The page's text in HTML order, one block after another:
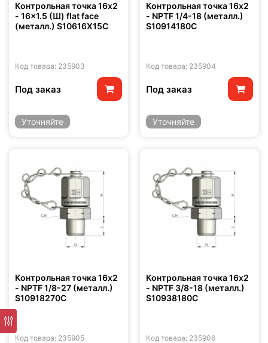
Контрольная точка 16x2
- 16x1.5 (Ш) flat face
(металл.) S10616X15C
Код товара: 235903
Под заказ
Уточняйте
Контрольная точка 16x2
- NPTF 1/4-18 (металл.)
S10914180C
Код товара: 235904
Под заказ
Уточняйте
Контрольная точка 16x2
- NPTF 1/8-27 (металл.)
S10918270C
Код товара: 235905
Контрольная точка 16x2
- NPTF 3/8-18 (металл.)
S10938180C
Код товара: 235906